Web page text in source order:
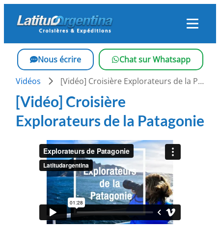
Nous écrire
Chat sur Whatsapp
Vidéos
[Vidéo] Croisière Explorateurs de la Patagonie
[Vidéo] Croisière
Explorateurs de la Patagonie